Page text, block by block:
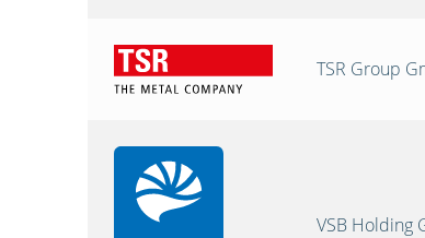
TSR Group
VSB Holding